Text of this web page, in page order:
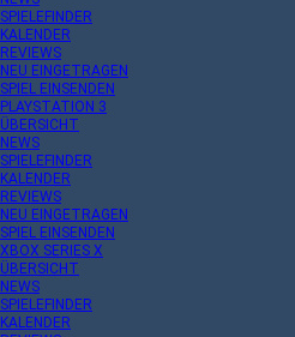
SPIELEFINDER
KALENDER
REVIEWS
NEU EINGETRAGEN
SPIEL EINSENDEN
PLAYSTATION 3
ÜBERSICHT
NEWS
SPIELEFINDER
KALENDER
REVIEWS
NEU EINGETRAGEN
SPIEL EINSENDEN
XBOX SERIES X
ÜBERSICHT
NEWS
SPIELEFINDER
KALENDER